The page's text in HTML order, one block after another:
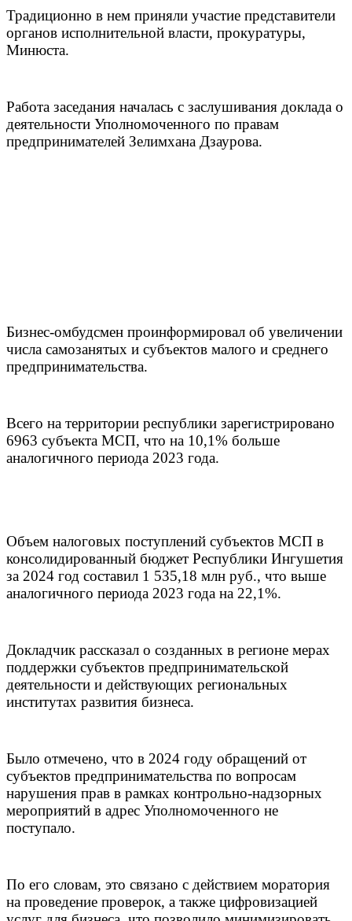
Традиционно в нем приняли участие представители
органов исполнительной власти, прокуратуры,
Минюста.
Работа заседания началась с заслушивания доклада о
деятельности Уполномоченного по правам
предпринимателей Зелимхана Дзаурова.
Бизнес-омбудсмен проинформировал об увеличении
числа самозанятых и субъектов малого и среднего
предпринимательства.
Всего на территории республики зарегистрировано
6963 субъекта МСП, что на 10,1% больше
аналогичного периода 2023 года.
Объем налоговых поступлений субъектов МСП в
консолидированный бюджет Республики Ингушетия
за 2024 год составил 1 535,18 млн руб., что выше
аналогичного периода 2023 года на 22,1%.
Докладчик рассказал о созданных в регионе мерах
поддержки субъектов предпринимательской
деятельности и действующих региональных
институтах развития бизнеса.
Было отмечено, что в 2024 году обращений от
субъектов предпринимательства по вопросам
нарушения прав в рамках контрольно-надзорных
мероприятий в адрес Уполномоченного не
поступало.
По его словам, это связано с действием моратория
на проведение проверок, а также цифровизацией